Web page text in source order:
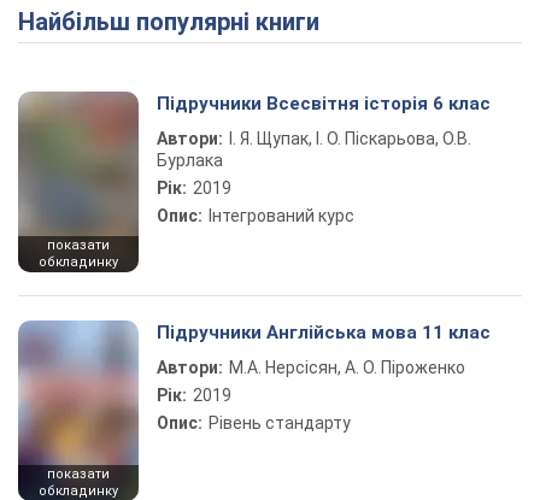
Play Video
Найбільш популярні книги
показати
обкладинку
Підручники Всесвітня історія 6 клас
Автори:
І. Я. Щупак, І. О. Піскарьова, О.В.
Бурлака
Рік: 2019
Опис: Інтегрований курс
показати
обкладинку
Підручники Англійська мова 11 клас
Автори: М.А. Нерсісян, А. О. Піроженко
Рік: 2019
Опис: Рівень стандарту